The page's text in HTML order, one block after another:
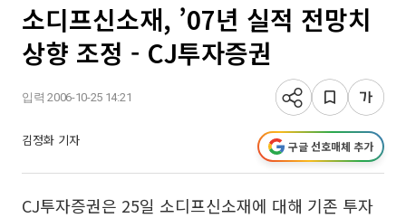
소디프신소재, ’07년 실적 전망치
상향 조정 - CJ투자증권
입력 2006-10-25 14:21
김정화 기자 구글 선호매체 추가
CJ투자증권은 25일 소디프신소재에 대해 기존 투자